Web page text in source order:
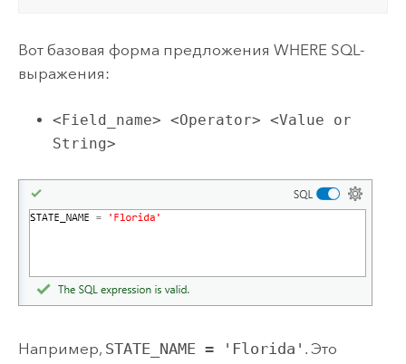
Вот базовая форма предложения WHERE SQL-
выражения:
<Field_name> <Operator> <Value or
String>
Например, STATE_NAME = 'Florida' . Это